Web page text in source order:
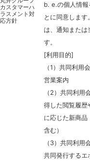
カスタマーハ
ラスメント対
応方針
b. e.の個人情報
とに同意しま
は、通知または
す。
[利用目的]
（1）共同利用
営業案内
（2）共同利用
得した閲覧履歴
に応じた新商品
含む）
（3）共同利用
共同発行するエ